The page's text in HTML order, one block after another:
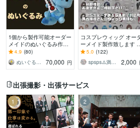
1個から製作可能オーダー
メイドのぬいぐるみ作れ
ます 縫製歴10年以上の職
人が、あなたの推しぬい
を作るお手伝い！
4.9 (80)
ぬいぐるみ工房マイぬいデザイン
70,000 円
コスプレウィッグ オー
ーメイド製作致します お
見積もりご依頼24時間お
気軽に◎ドールウィッグ
も相談可◎
5.0 (122)
spsps⚠️満枠の場合でも対応可⭕️
2,000
出張撮影・出張サービス
1 2